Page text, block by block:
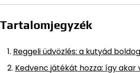
Tartalomjegyzék
Reggeli üdvözlés: a kutyád
Kedvenc játékát hozza: így akar